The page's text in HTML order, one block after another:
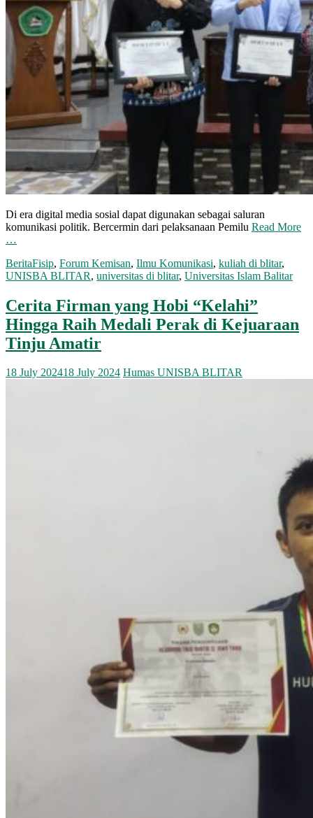
Di era digital media sosial dapat digunakan sebagai saluran
komunikasi politik. Bercermin dari pelaksanaan Pemilu Read More
…
BeritaFisip, Forum Kemisan, Ilmu Komunikasi, kuliah di blitar,
UNISBA BLITAR, universitas di blitar, Universitas Islam Balitar
Cerita Firman yang Hobi “Kelahi”
Hingga Raih Medali Perak di Kejuaraan
Tinju Amatir
18 July 202418 July 2024 Humas UNISBA BLITAR